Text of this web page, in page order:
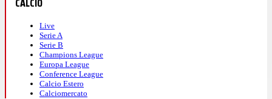
Live
Serie A
Serie B
Champions League
Europa League
Conference League
Calcio Estero
Calciomercato